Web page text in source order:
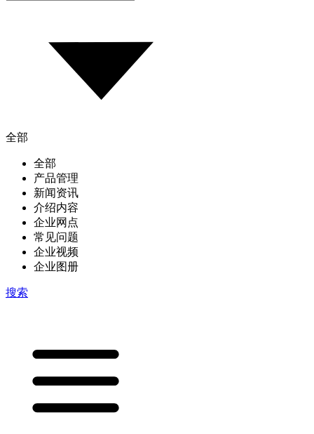
全部
全部
产品管理
新闻资讯
介绍内容
企业网点
常见问题
企业视频
企业图册
搜索